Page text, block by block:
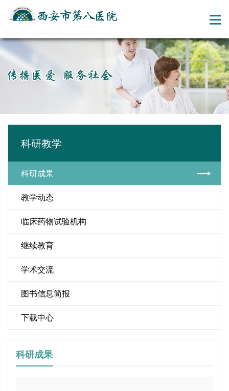
科研教学
科研成果
教学动态
临床药物试验机构
继续教育
学术交流
图书信息简报
下载中心
科研成果